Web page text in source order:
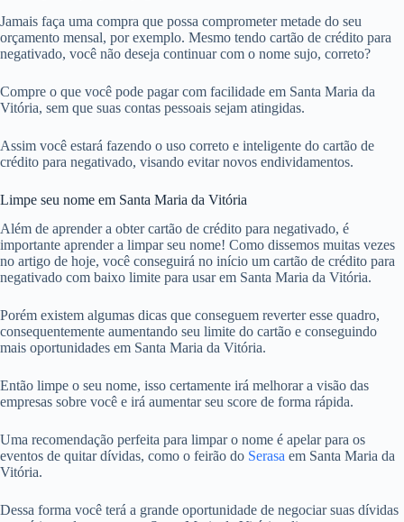
Jamais faça uma compra que possa comprometer metade do seu
orçamento mensal, por exemplo. Mesmo tendo cartão de crédito para
negativado, você não deseja continuar com o nome sujo, correto?
Compre o que você pode pagar com facilidade em Santa Maria da
Vitória, sem que suas contas pessoais sejam atingidas.
Assim você estará fazendo o uso correto e inteligente do cartão de
crédito para negativado, visando evitar novos endividamentos.
Limpe seu nome em Santa Maria da Vitória
Além de aprender a obter cartão de crédito para negativado, é
importante aprender a limpar seu nome! Como dissemos muitas vezes
no artigo de hoje, você conseguirá no início um cartão de crédito para
negativado com baixo limite para usar em Santa Maria da Vitória.
Porém existem algumas dicas que conseguem reverter esse quadro,
consequentemente aumentando seu limite do cartão e conseguindo
mais oportunidades em Santa Maria da Vitória.
Então limpe o seu nome, isso certamente irá melhorar a visão das
empresas sobre você e irá aumentar seu score de forma rápida.
Uma recomendação perfeita para limpar o nome é apelar para os
eventos de quitar dívidas, como o feirão do Serasa em Santa Maria da
Vitória.
Dessa forma você terá a grande oportunidade de negociar suas dívidas